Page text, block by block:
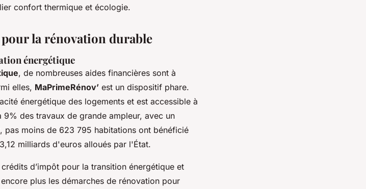
confort thermique et écologie.
la rénovation durable
énergétique
, de nombreuses aides financières sont à
elles, MaPrimeRénov’ est un dispositif phare.
énergétique des logements et est accessible à
des travaux de grande ampleur, avec un
moins de 623 795 habitations ont bénéficié
milliards d'euros alloués par l'État.
d’impôt pour la transition énergétique et
plus les démarches de rénovation pour